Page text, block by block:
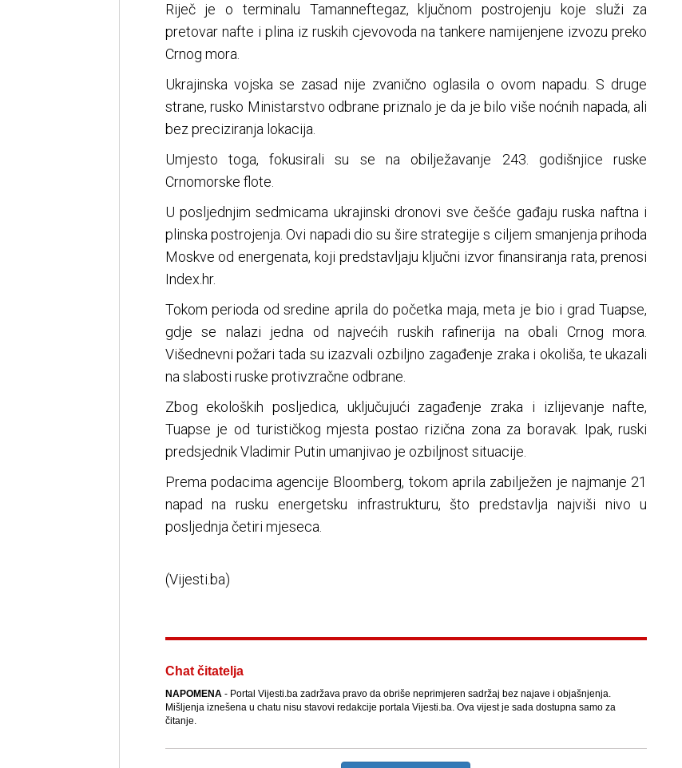
Riječ je o terminalu Tamanneftegaz, ključnom postrojenju koje služi za
pretovar nafte i plina iz ruskih cjevovoda na tankere namijenjene izvozu preko
Crnog mora.
Ukrajinska vojska se zasad nije zvanično oglasila o ovom napadu. S druge
strane, rusko Ministarstvo odbrane priznalo je da je bilo više noćnih napada, ali
bez preciziranja lokacija.
Umjesto toga, fokusirali su se na obilježavanje 243. godišnjice ruske
Crnomorske flote.
U posljednjim sedmicama ukrajinski dronovi sve češće gađaju ruska naftna i
plinska postrojenja. Ovi napadi dio su šire strategije s ciljem smanjenja prihoda
Moskve od energenata, koji predstavljaju ključni izvor finansiranja rata, prenosi
Index.hr.
Tokom perioda od sredine aprila do početka maja, meta je bio i grad Tuapse,
gdje se nalazi jedna od najvećih ruskih rafinerija na obali Crnog mora.
Višednevni požari tada su izazvali ozbiljno zagađenje zraka i okoliša, te ukazali
na slabosti ruske protivzračne odbrane.
Zbog ekoloških posljedica, uključujući zagađenje zraka i izlijevanje nafte,
Tuapse je od turističkog mjesta postao rizična zona za boravak. Ipak, ruski
predsjednik Vladimir Putin umanjivao je ozbiljnost situacije.
Prema podacima agencije Bloomberg, tokom aprila zabilježen je najmanje 21
napad na rusku energetsku infrastrukturu, što predstavlja najviši nivo u
posljednja četiri mjeseca.
(Vijesti.ba)
Chat čitatelja
NAPOMENA- Portal Vijesti.ba zadržava pravo da obriše neprimjeren sadržaj bez najave i objašnjenja.
Mišljenja iznešena u chatu nisu stavovi redakcije portala Vijesti.ba. Ova vijest je sada dostupna samo za
čitanje.